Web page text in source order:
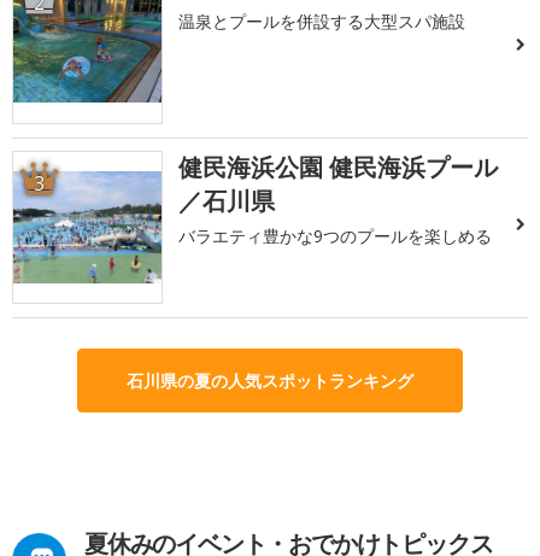
温泉とプールを併設する大型スパ施設
3
健民海浜公園 健民海浜プール
／石川県
バラエティ豊かな9つのプールを楽しめる
石川県の夏の人気スポットランキング
夏休みのイベント・おでかけトピックス